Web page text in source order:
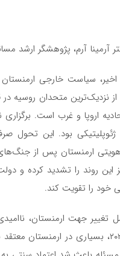
آرمینا آرم، پژوهشگر ارشد
سیاست خارجی
نزدیک‌ترین متحدان روسیه
اروپا و غرب است.
بود. این تحول
ارمنستان پس از
این روند را تشدید کرده و
خود را تقویت کند.
قره‌باغ در ۲۰۲۳، بسیاری در